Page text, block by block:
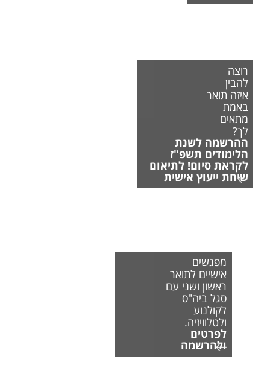
רוצה
להבין
איזה תואר
באמת
מתאים
לך?
ההרשמה לשנת
הלימודים תשפ"ז
לקראת סיום! לתיאום
שיחת ייעוץ אישית
מפגשים
אישיים לתואר
ראשון ושני עם
סגל ביה"ס
לקולנוע
ולטלוויזיה.
לפרטים
ולהרשמה